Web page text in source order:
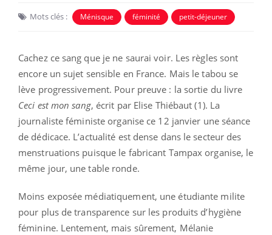
Mots clés : Ménisque féminité petit-déjeuner
Cachez ce sang que je ne saurai voir. Les règles sont
encore un sujet sensible en France. Mais le tabou se
lève progressivement. Pour preuve : la sortie du livre
Ceci est mon sang, écrit par Elise Thiébaut (1). La
journaliste féministe organise ce 12 janvier une séance
de dédicace. L’actualité est dense dans le secteur des
menstruations puisque le fabricant Tampax organise, le
même jour, une table ronde.
Moins exposée médiatiquement, une étudiante milite
pour plus de transparence sur les produits d’hygiène
féminine. Lentement, mais sûrement, Mélanie